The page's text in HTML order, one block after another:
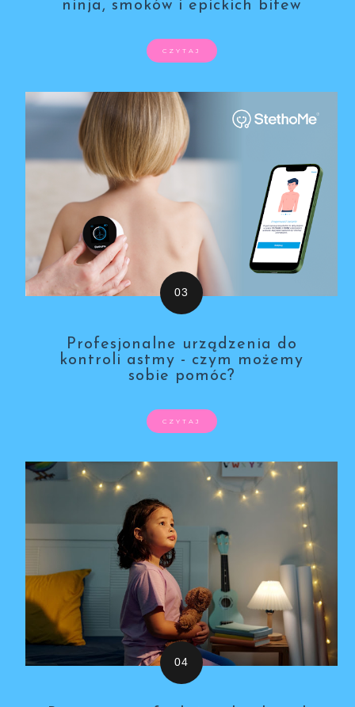
ninja, smoków i epickich bitew
CZYTAJ
Profesjonalne urządzenia do
kontroli astmy - czym możemy
sobie pomóc?
CZYTAJ